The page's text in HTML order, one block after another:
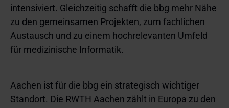
intensiviert. Gleichzeitig schafft die bbg mehr Nähe
zu den gemeinsamen Projekten, zum fachlichen
Austausch und zu einem hochrelevanten Umfeld
für medizinische Informatik.
Aachen ist für die bbg ein strategisch wichtiger
Standort. Die RWTH Aachen zählt in Europa zu den